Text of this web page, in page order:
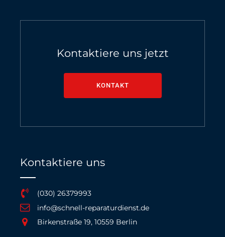
Kontaktiere uns jetzt
KONTAKT
Kontaktiere uns
(030) 26379993
info@schnell-reparaturdienst.de
Birkenstraße 19, 10559 Berlin